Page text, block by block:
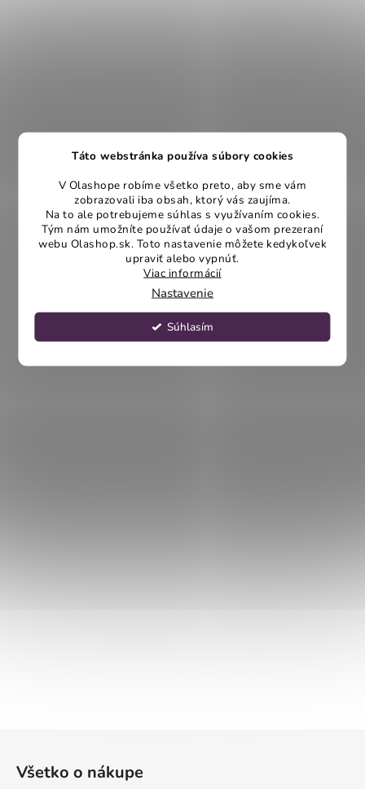
Táto webstránka používa súbory cookies
V Olashope robíme všetko preto, aby sme vám
zobrazovali iba obsah, ktorý vás zaujíma.
Na to ale potrebujeme súhlas s využívaním cookies.
Tým nám umožníte používať údaje o vašom prezeraní
webu Olashop.sk. Toto nastavenie môžete kedykoľvek
upraviť alebo vypnúť.
Viac informácií
Nastavenie
Súhlasím
Všetko o nákupe